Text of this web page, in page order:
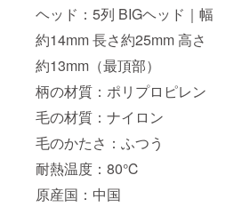
ヘッド：5列 BIGヘッド｜幅
約14mm 長さ約25mm 高さ
約13mm（最頂部）
柄の材質：ポリプロピレン
毛の材質：ナイロン
毛のかたさ：ふつう
耐熱温度：80℃
原産国：中国